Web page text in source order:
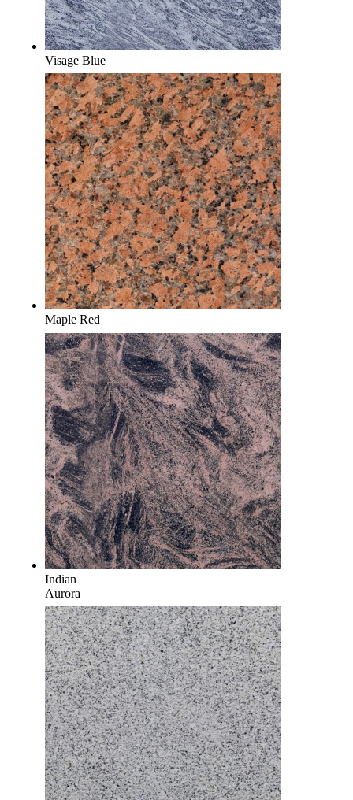
Visage Blue
Maple Red
Indian
Aurora